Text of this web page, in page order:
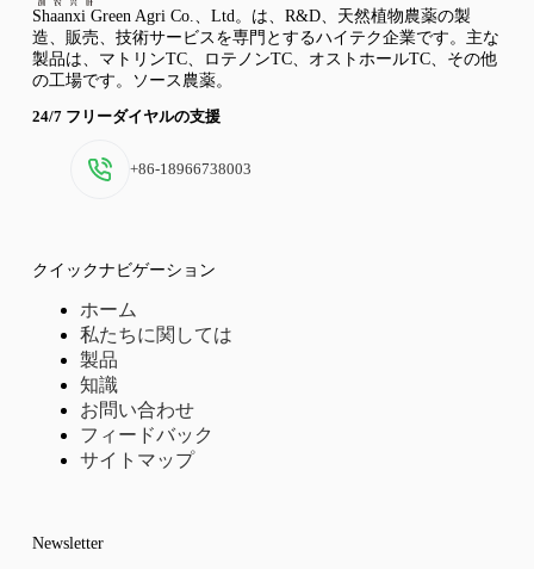
Shaanxi Green Agri Co.、Ltd。は、R&D、天然植物農薬の製
造、販売、技術サービスを専門とするハイテク企業です。主な
製品は、マトリンTC、ロテノンTC、オストホールTC、その他
の工場です。ソース農薬。
24/7 フリーダイヤルの支援
+86-18966738003
クイックナビゲーション
ホーム
私たちに関しては
製品
知識
お問い合わせ
フィードバック
サイトマップ
Newsletter